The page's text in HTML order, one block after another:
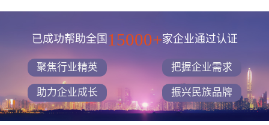
已成功帮助全国 15000+家企业通过认证
聚焦行业精英 把握企业需求
助力企业成长 振兴民族品牌